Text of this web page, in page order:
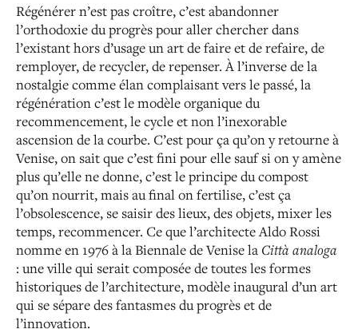
Régénérer n’est pas croître, c’est abandonner
l’orthodoxie du progrès pour aller chercher dans
l’existant hors d’usage un art de faire et de refaire, de
remployer, de recycler, de repenser. À l’inverse de la
nostalgie comme élan complaisant vers le passé, la
régénération c’est le modèle organique du
recommencement, le cycle et non l’inexorable
ascension de la courbe. C’est pour ça qu’on y retourne à
Venise, on sait que c’est fini pour elle sauf si on y amène
plus qu’elle ne donne, c’est le principe du compost
qu’on nourrit, mais au final on fertilise, c’est ça
l’obsolescence, se saisir des lieux, des objets, mixer les
temps, recommencer. Ce que l’architecte Aldo Rossi
nomme en 1976 à la Biennale de Venise la Città analoga
: une ville qui serait composée de toutes les formes
historiques de l’architecture, modèle inaugural d’un art
qui se sépare des fantasmes du progrès et de
l’innovation.